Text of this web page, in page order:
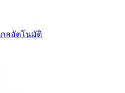
กลอัตโนมัติ